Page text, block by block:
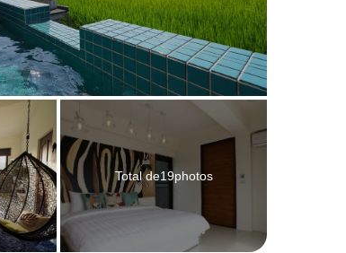
Total de19photos